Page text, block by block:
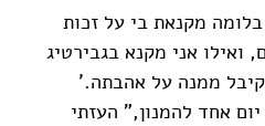
מקנאת בי על זכות
ואילו אני מקנא בגבירטיג
ממנה על אהבתה.'
אחד להמנון," העזתי